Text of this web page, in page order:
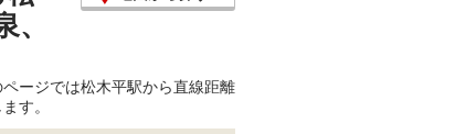
ージでは松木平駅から直線距離
す。